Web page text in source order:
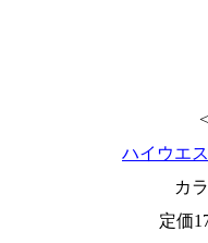
ハイウエ
カ
定価